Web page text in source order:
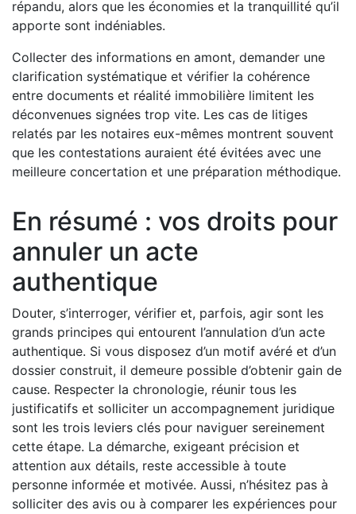
répandu, alors que les économies et la tranquillité qu’il
apporte sont indéniables.
Collecter des informations en amont, demander une
clarification systématique et vérifier la cohérence
entre documents et réalité immobilière limitent les
déconvenues signées trop vite. Les cas de litiges
relatés par les notaires eux-mêmes montrent souvent
que les contestations auraient été évitées avec une
meilleure concertation et une préparation méthodique.
En résumé : vos droits pour
annuler un acte
authentique
Douter, s’interroger, vérifier et, parfois, agir sont les
grands principes qui entourent l’annulation d’un acte
authentique. Si vous disposez d’un motif avéré et d’un
dossier construit, il demeure possible d’obtenir gain de
cause. Respecter la chronologie, réunir tous les
justificatifs et solliciter un accompagnement juridique
sont les trois leviers clés pour naviguer sereinement
cette étape. La démarche, exigeant précision et
attention aux détails, reste accessible à toute
personne informée et motivée. Aussi, n’hésitez pas à
solliciter des avis ou à comparer les expériences pour